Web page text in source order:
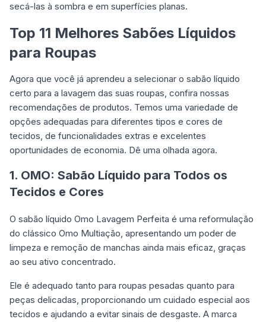
secá-las à sombra e em superfícies planas.
Top 11 Melhores Sabões Líquidos
para Roupas
Agora que você já aprendeu a selecionar o sabão líquido
certo para a lavagem das suas roupas, confira nossas
recomendações de produtos. Temos uma variedade de
opções adequadas para diferentes tipos e cores de
tecidos, de funcionalidades extras e excelentes
oportunidades de economia. Dê uma olhada agora.
1. OMO: Sabão Líquido para Todos os
Tecidos e Cores
O sabão líquido Omo Lavagem Perfeita é uma reformulação
do clássico Omo Multiação, apresentando um poder de
limpeza e remoção de manchas ainda mais eficaz, graças
ao seu ativo concentrado.
Ele é adequado tanto para roupas pesadas quanto para
peças delicadas, proporcionando um cuidado especial aos
tecidos e ajudando a evitar sinais de desgaste. A marca